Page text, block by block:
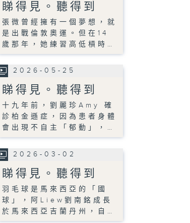
睇得見。聽得到
張微曾經擁有一個夢想，就
是出戰倫敦奧運。但在14
歲那年，她練習高低槓時…
2026-05-25
睇得見。聽得到
十九年前，劉麗珍Amy 確
診柏金遜症，因為患者身體
會出現不自主「郁動」，…
2026-03-02
睇得見。聽得到
羽毛球是馬來西亞的「國
球」，阿Liew劉南銘成長
於馬來西亞吉蘭丹州，自…